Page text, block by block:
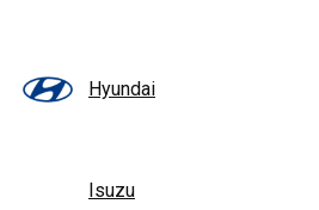
Hyundai
Isuzu